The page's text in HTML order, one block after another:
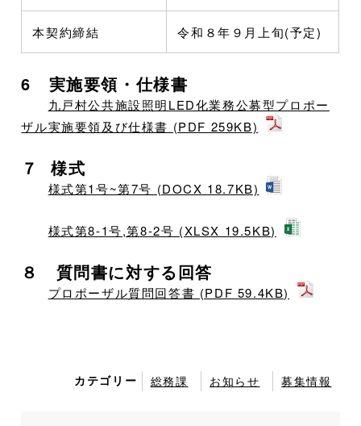
本契約締結 令和８年９月上旬(予定)
6 実施要領・仕様書
九戸村公共施設照明LED化業務公募型プロポー
ザル実施要領及び仕様書 (PDF 259KB)
７ 様式
様式第1号~第7号 (DOCX 18.7KB)
様式第8-1号,第8-2号 (XLSX 19.5KB)
８ 質問書に対する回答
プロポーザル質問回答書 (PDF 59.4KB)
カテゴリー 総務課 お知らせ 募集情報